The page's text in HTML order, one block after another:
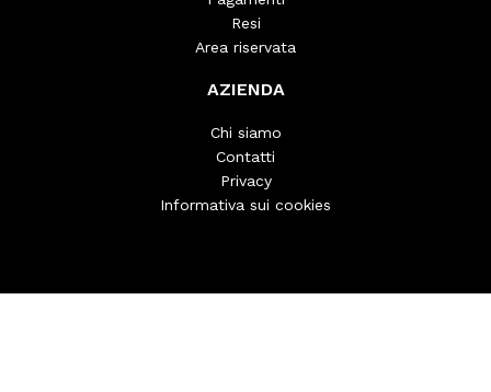
Resi
Area riservata
AZIENDA
Chi siamo
Contatti
Privacy
Informativa sui cookies